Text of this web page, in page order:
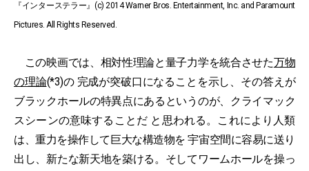
『インターステラー』(c) 2014 Warner Bros. Entertainment, Inc. and Paramount
Pictures. All Rights Reserved.
この映画では、相対性理論と量子力学を統合させた万物
の理論(*3)の 完成が突破口になることを示し、その答えが
ブラックホールの特異点にあるというのが、クライマック
スシーンの意味することだ と思われる。これにより人類
は、重力を操作して巨大な構造物を 宇宙空間に容易に送り
出し、新たな新天地を築ける。そしてワームホールを操っ